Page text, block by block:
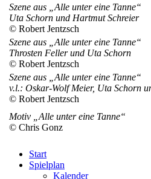
Szene aus „Alle unter eine Tanne“
Uta Schorn und Hartmut Schreier
© Robert Jentzsch
Szene aus „Alle unter eine Tanne“
Throsten Feller und Uta Schorn
© Robert Jentzsch
Szene aus „Alle unter eine Tanne“
v.l.: Oskar-Wolf Meier, Uta Schorn
© Robert Jentzsch
Motiv „Alle unter eine Tanne“
© Chris Gonz
Start
Spielplan
Kalender